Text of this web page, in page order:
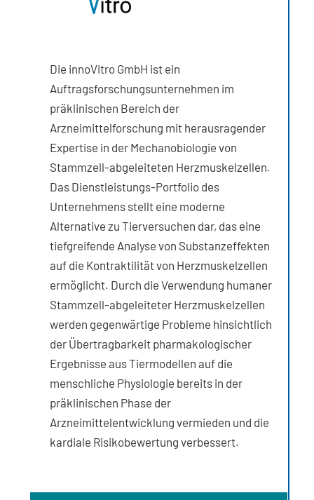
Die innoVitro GmbH ist ein
Auftragsforschungsunternehmen im
präklinischen Bereich der
Arzneimittelforschung mit herausragender
Expertise in der Mechanobiologie von
Stammzell-abgeleiteten Herzmuskelzellen.
Das Dienstleistungs-Portfolio des
Unternehmens stellt eine moderne
Alternative zu Tierversuchen dar, das eine
tiefgreifende Analyse von Substanzeffekten
auf die Kontraktilität von Herzmuskelzellen
ermöglicht. Durch die Verwendung humaner
Stammzell-abgeleiteter Herzmuskelzellen
werden gegenwärtige Probleme hinsichtlich
der Übertragbarkeit pharmakologischer
Ergebnisse aus Tiermodellen auf die
menschliche Physiologie bereits in der
präklinischen Phase der
Arzneimittelentwicklung vermieden und die
kardiale Risikobewertung verbessert.